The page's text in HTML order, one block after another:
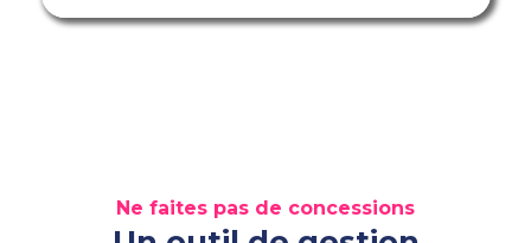
Ne faites pas de concessions